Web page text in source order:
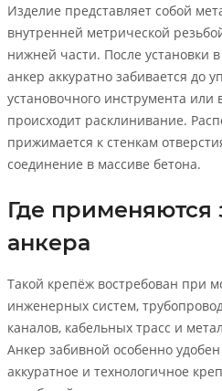
Изделие представляет собой
внутренней метрической
нижней части. После установки
анкер аккуратно забивается до
установочного инструмента или
происходит расклинивание.
прижимается к стенкам
соединение в массиве бетона.
Где применяются
анкера
Такой крепёж востребован при
инженерных систем,
каналов, кабельных трасс и
Анкер забивной особенно удобен
аккуратное и технологичное